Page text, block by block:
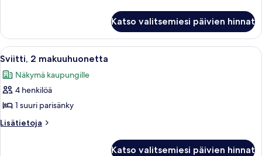
Ben
View
-
1
Bedroom)
kuvat
suuri
parisänky
(Big
View
Bedroom)
Katso valitsemiesi päivien hinnat
Avaa
kaikki
huonetyypin
Sviitti,
2
makuuhuonetta
Moderni olohuone, jossa on sohva,
8
Sviitti, 2 makuuhuonetta
Näkymä kaupungille
4 henkilöä
1 suuri parisänky
Lisätietoja
Lisätietoja
Katso valitsemiesi päivien hinnat